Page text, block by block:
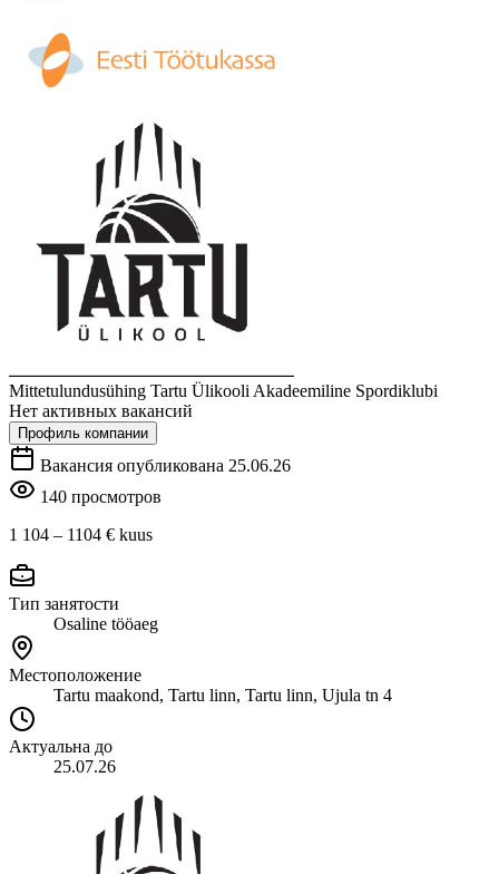
Mittetulundusühing Tartu Ülikooli Akadeemiline Spordiklubi
Нет активных вакансий
Профиль компании
Вакансия опубликована 25.06.26
140 просмотров
1 104 – 1104 € kuus
Тип занятости
Osaline tööaeg
Местоположение
Tartu maakond, Tartu linn, Tartu linn, Ujula tn 4
Актуальна до
25.07.26